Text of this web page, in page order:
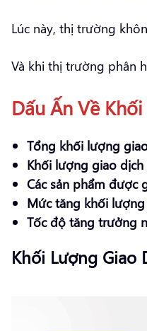
Lúc này, thị trường
Và khi thị trường phân
Dấu Ấn Về
Tổng khối lượng
Khối lượng giao
Các sản phẩm được
Mức tăng khối
Tốc độ tăng trưởng
Khối Lượng Giao